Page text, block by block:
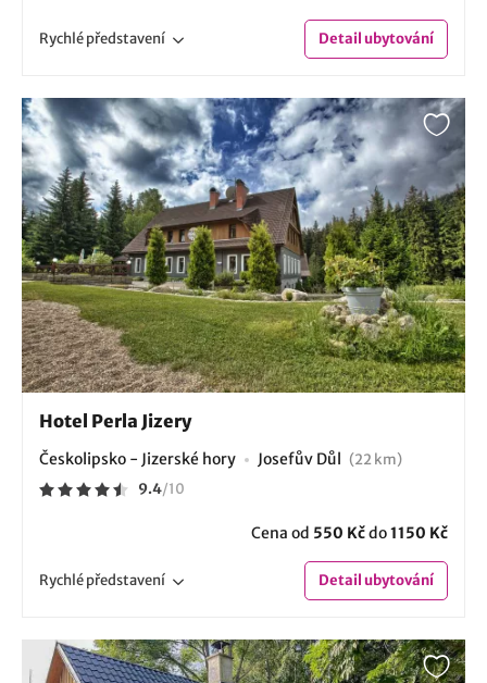
Rychlépředstavení Detailubytování
Hotel Perla Jizery
Českolipsko - Jizerské hory Josefův Důl (22 km)
9.4/10
Cena od 550 Kčdo1150 Kč
Rychlépředstavení Detailubytování